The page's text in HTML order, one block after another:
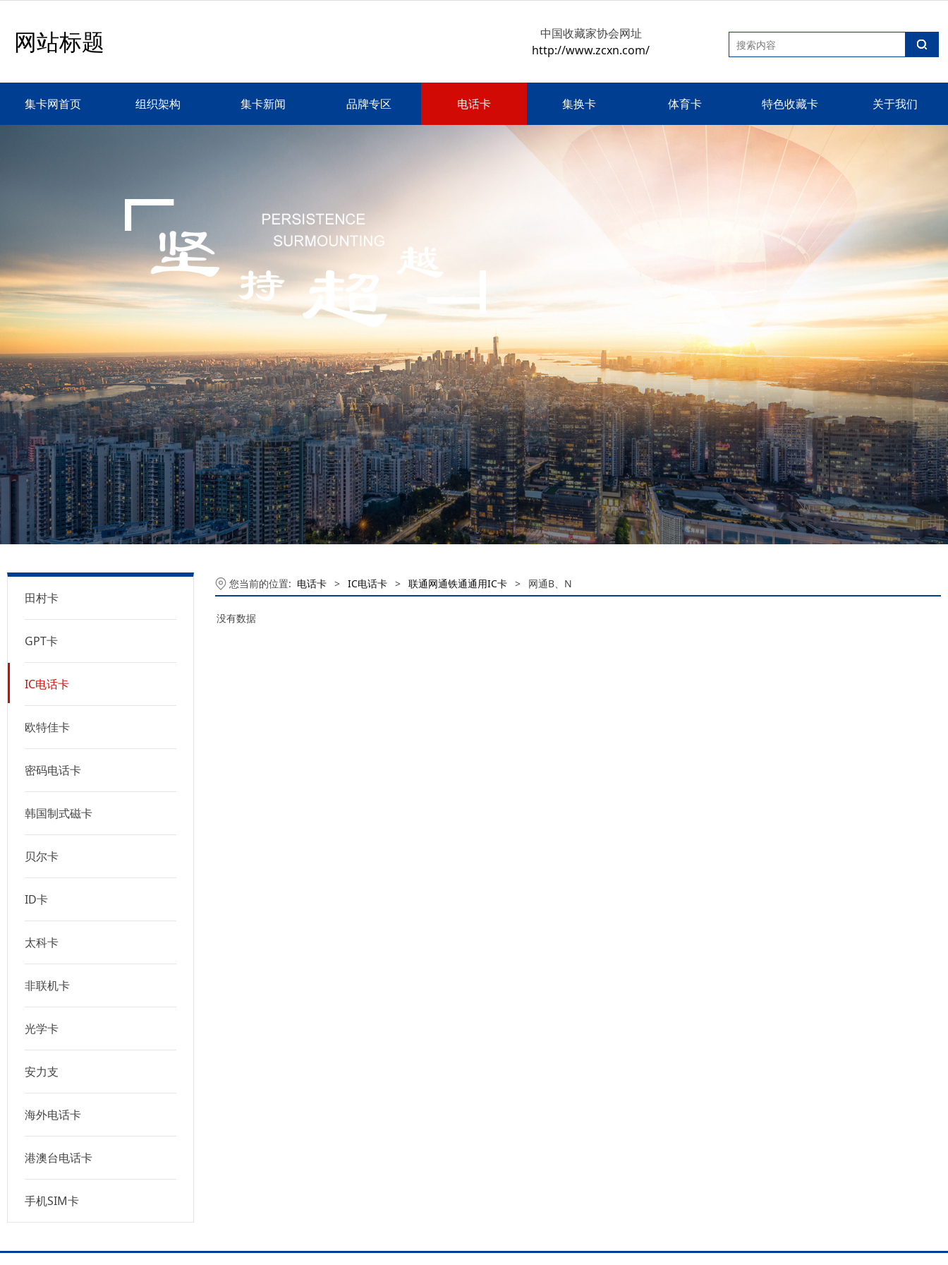
网站标题
中国收藏家协会网址
http://www.zcxn.com/
集卡网首页 组织架构 集卡新闻 品牌专区 电话卡 集换卡 体育卡 特色收藏卡 关于我们
田村卡
GPT卡
IC电话卡
欧特佳卡
密码电话卡
韩国制式磁卡
贝尔卡
ID卡
太科卡
非联机卡
光学卡
安力支
海外电话卡
港澳台电话卡
手机SIM卡
您当前的位置: 电话卡 > IC电话卡 > 联通网通铁通通用IC卡 > 网通B、N
没有数据